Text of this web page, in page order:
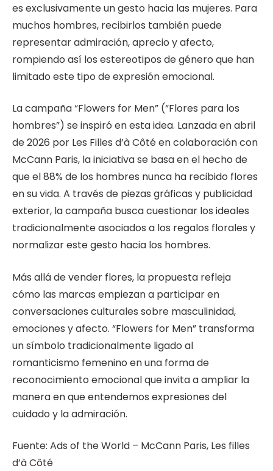
es exclusivamente un gesto hacia las mujeres. Para
muchos hombres, recibirlos también puede
representar admiración, aprecio y afecto,
rompiendo así los estereotipos de género que han
limitado este tipo de expresión emocional.
La campaña “Flowers for Men” (“Flores para los
hombres”) se inspiró en esta idea. Lanzada en abril
de 2026 por Les Filles d’à Côté en colaboración con
McCann Paris, la iniciativa se basa en el hecho de
que el 88% de los hombres nunca ha recibido flores
en su vida. A través de piezas gráficas y publicidad
exterior, la campaña busca cuestionar los ideales
tradicionalmente asociados a los regalos florales y
normalizar este gesto hacia los hombres.
Más allá de vender flores, la propuesta refleja
cómo las marcas empiezan a participar en
conversaciones culturales sobre masculinidad,
emociones y afecto. “Flowers for Men” transforma
un símbolo tradicionalmente ligado al
romanticismo femenino en una forma de
reconocimiento emocional que invita a ampliar la
manera en que entendemos expresiones del
cuidado y la admiración.
Fuente: Ads of the World – McCann Paris, Les filles
d’à Côté